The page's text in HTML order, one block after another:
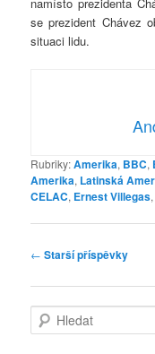
se prezident Chávez
situaci lidu.
Rubriky:Amerika, BBC,
Amerika, Latinská
CELAC, Ernest Villegas
Navigace
příspěvky
← Starší příspěvky
l